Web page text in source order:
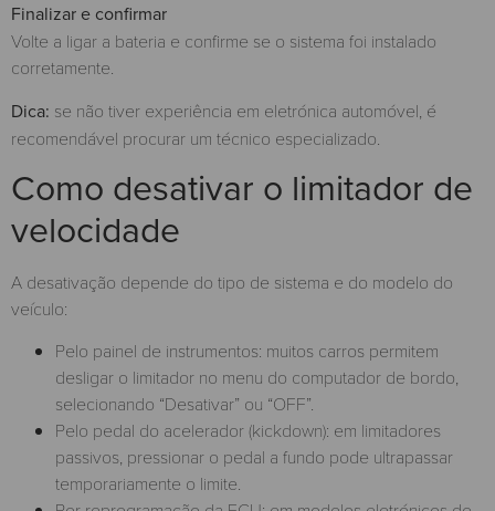
Finalizar e confirmar
Volte a ligar a bateria e confirme se o sistema foi instalado
corretamente.
Dica: se não tiver experiência em eletrónica automóvel, é
recomendável procurar um técnico especializado.
Como desativar o limitador de
velocidade
A desativação depende do tipo de sistema e do modelo do
veículo:
Pelo painel de instrumentos: muitos carros permitem
desligar o limitador no menu do computador de bordo,
selecionando “Desativar” ou “OFF”.
Pelo pedal do acelerador (kickdown): em limitadores
passivos, pressionar o pedal a fundo pode ultrapassar
temporariamente o limite.